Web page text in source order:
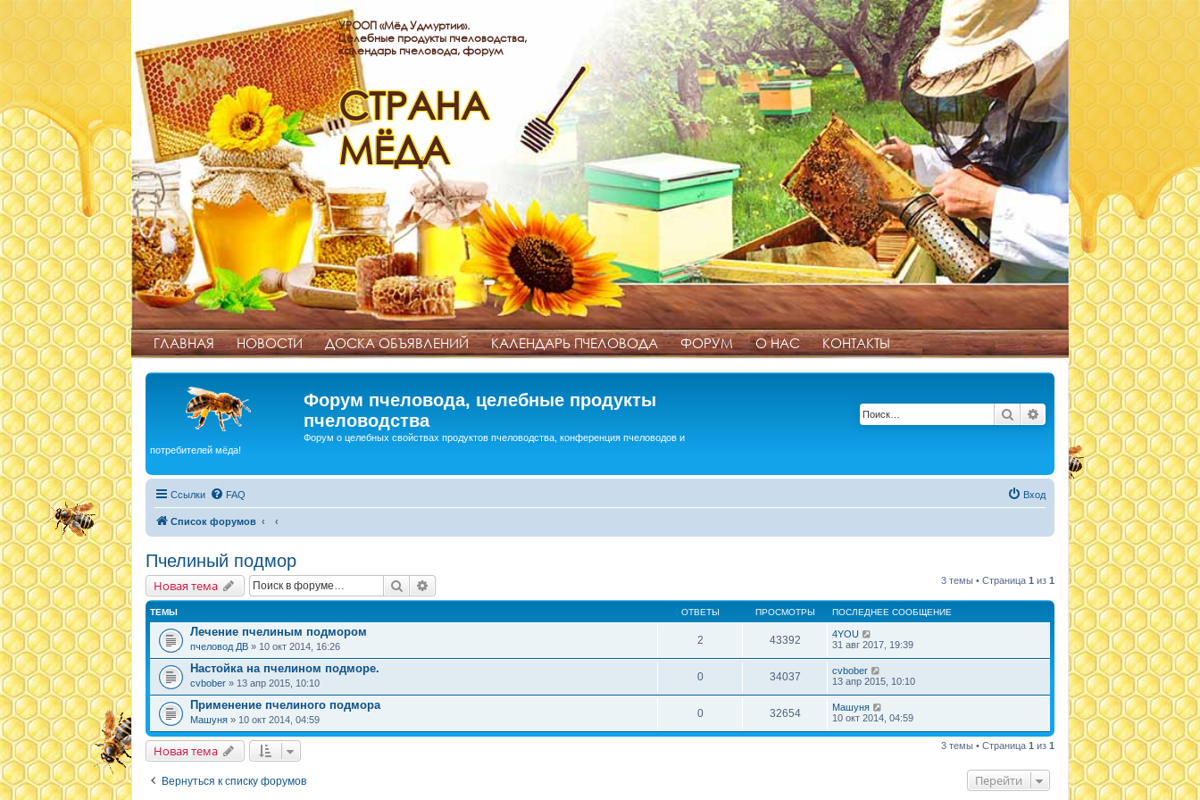
УРООП «Мёд Удмуртии».
Целебные продукты пчеловодства,
календарь пчеловода, форум
СТРАНА
МЁДА
ГЛАВНАЯ НОВОСТИ ДОСКА ОБЪЯВЛЕНИЙ КАЛЕНДАРЬ ПЧЕЛОВОДА ФОРУМ О НАС КОНТАКТЫ
Форум пчеловода, целебные продукты
пчеловодства
Форум о целебных свойствах продуктов пчеловодства, конференция пчеловодов и
потребителей мёда!
Поиск Расширенный поиск
Ссылки FAQ Вход
Список форумов
Пчелиный подмор
Новая тема Поиск 3 темы • Страница 1 из 1
ТЕМЫ ОТВЕТЫ ПРОСМОТРЫ ПОСЛЕДНЕЕ СООБЩЕНИЕ
Лечение пчелиным подмором
пчеловод ДВ » 10 окт 2014, 16:26
2 43392
4YOU
31 авг 2017, 19:39
Настойка на пчелином подморе.
cvbober » 13 апр 2015, 10:10
0 34037
cvbober
13 апр 2015, 10:10
Применение пчелиного подмора
Машуня » 10 окт 2014, 04:59
0 32654
Машуня
10 окт 2014, 04:59
Новая тема 3 темы • Страница 1 из 1
Вернуться к списку форумов Перейти